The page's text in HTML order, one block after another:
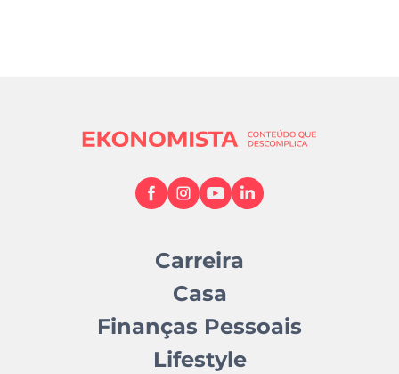
Carreira
Casa
Finanças Pessoais
Lifestyle